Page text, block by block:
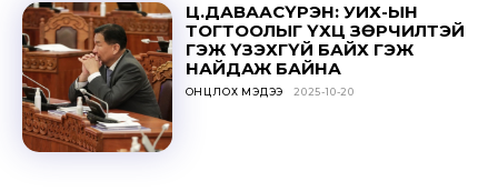
Ц.ДАВААСҮРЭН: УИХ-ЫН
ТОГТООЛЫГ ҮХЦ ЗӨРЧИЛТЭЙ
ГЭЖ ҮЗЭХГҮЙ БАЙХ ГЭЖ
НАЙДАЖ БАЙНА
ОНЦЛОХ МЭДЭЭ 2025-10-20